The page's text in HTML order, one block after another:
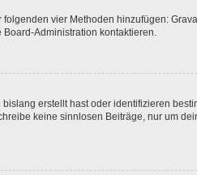
vier Methoden hinzufügen:
Administration kontaktieren.
erstellt hast oder identifizieren
keine sinnlosen Beiträge, nur um